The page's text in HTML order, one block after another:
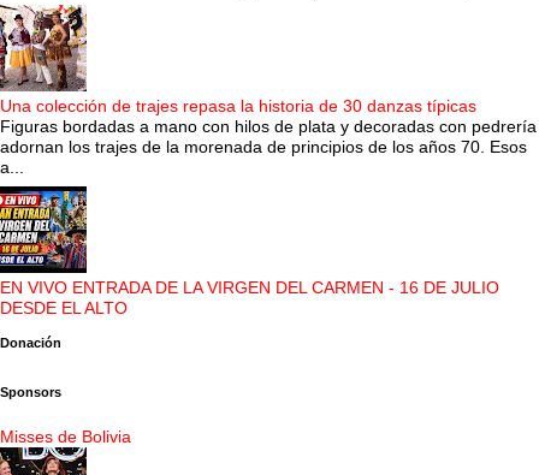
Una colección de trajes repasa la historia de 30 danzas típicas
Figuras bordadas a mano con hilos de plata y decoradas con pedrería
adornan los trajes de la morenada de principios de los años 70. Esos
a...
EN VIVO ENTRADA DE LA VIRGEN DEL CARMEN - 16 DE JULIO
DESDE EL ALTO
Donación
Sponsors
Misses de Bolivia